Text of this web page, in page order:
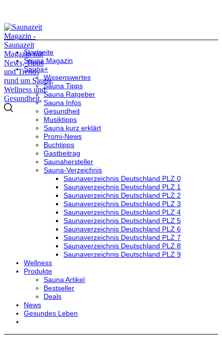
Startseite
Sauna Magazin
Sauna+
Wissenswertes
Sauna Tipps
Sauna Ratgeber
Sauna Infos
Gesundheit
Musiktipps
Sauna kurz erklärt
Promi-News
Buchtipps
Gastbeitrag
Saunahersteller
Sauna-Verzeichnis
Saunaverzeichnis Deutschland PLZ 0
Saunaverzeichnis Deutschland PLZ 1
Saunaverzeichnis Deutschland PLZ 2
Saunaverzeichnis Deutschland PLZ 3
Saunaverzeichnis Deutschland PLZ 4
Saunaverzeichnis Deutschland PLZ 5
Saunaverzeichnis Deutschland PLZ 6
Saunaverzeichnis Deutschland PLZ 7
Saunaverzeichnis Deutschland PLZ 8
Saunaverzeichnis Deutschland PLZ 9
Wellness
Produkte
Sauna Artikel
Bestseller
Deals
News
Gesundes Leben